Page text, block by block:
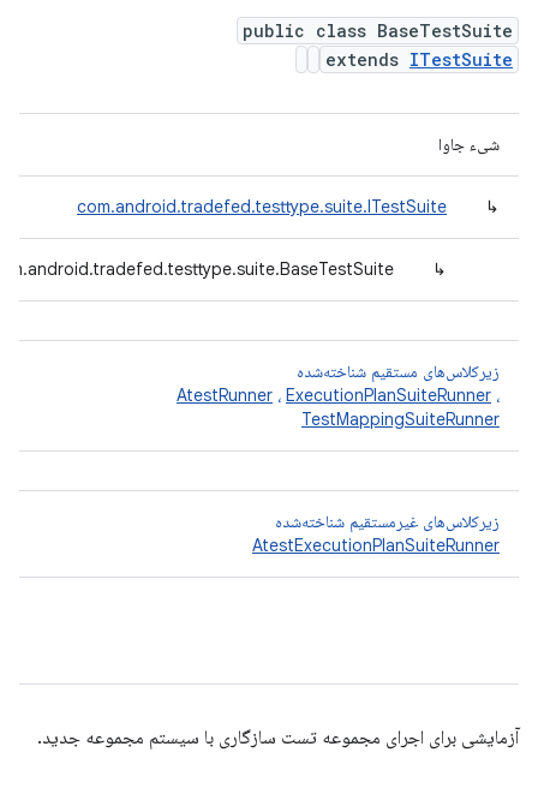
public class BaseTestSuite
extends ITestSuite
شیء جاوا
↳
com.android.tradefed.testtype.suite.ITestSuite
↳
زیرکلاس‌های مستقیم شناخته‌شده
AtestRunner ، ExecutionPlanSuiteRunner ،
TestMappingSuiteRunner
زیرکلاس‌های غیرمستقیم شناخته‌شده
AtestExecutionPlanSuiteRunner
آزمایشی برای اجرای مجموعه تست سازگاری با سیستم مجموعه جدید.